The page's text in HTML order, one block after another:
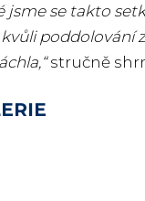
jsme se takto
kvůli poddolování
stručně